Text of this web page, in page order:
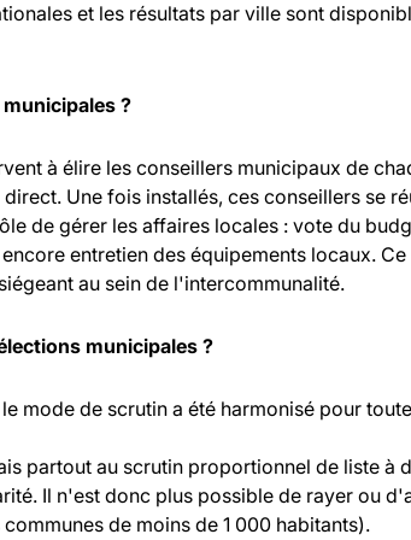
et les résultats par ville sont
?
à élire les conseillers municipaux de
Une fois installés, ces conseillers se
de gérer les affaires locales : vote du
entretien des équipements locaux.
au sein de l'intercommunalité.
municipales ?
mode de scrutin a été harmonisé pour
partout au scrutin proportionnel de liste à
Il n'est donc plus possible de rayer ou
de moins de 1 000 habitants).